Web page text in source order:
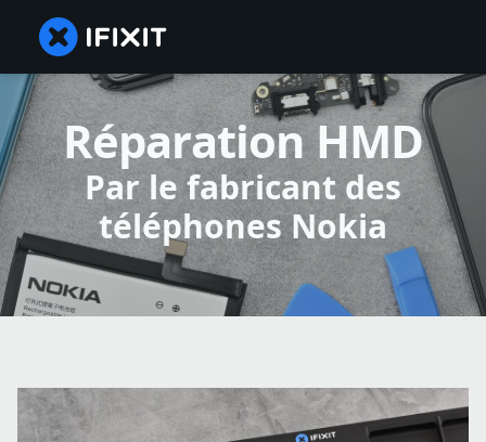
Réparation HMD
Par le fabricant des
téléphones Nokia